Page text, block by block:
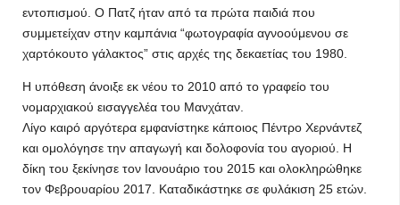
εντοπισμού. Ο Πατζ ήταν από τα πρώτα παιδιά που
συμμετείχαν στην καμπάνια “φωτογραφία αγνοούμενου σε
χαρτόκουτο γάλακτος” στις αρχές της δεκαετίας του 1980.
Η υπόθεση άνοιξε εκ νέου το 2010 από το γραφείο του
νομαρχιακού εισαγγελέα του Μανχάταν.
Λίγο καιρό αργότερα εμφανίστηκε κάποιος Πέντρο Χερνάντεζ
και ομολόγησε την απαγωγή και δολοφονία του αγοριού. Η
δίκη του ξεκίνησε τον Ιανουάριο του 2015 και ολοκληρώθηκε
τον Φεβρουαρίου 2017. Καταδικάστηκε σε φυλάκιση 25 ετών.